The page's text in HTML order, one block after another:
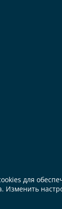
для
Изменить